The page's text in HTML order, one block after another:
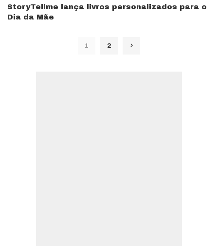
StoryTellme lança livros personalizados para o
Dia da Mãe
1 2